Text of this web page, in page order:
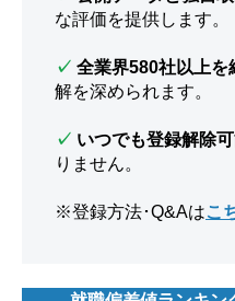
な評価を提供します。
✓ 全業界580社以上を
解を深められます。
✓ いつでも登録解除
りません。
※登録方法･Q&Aはこ